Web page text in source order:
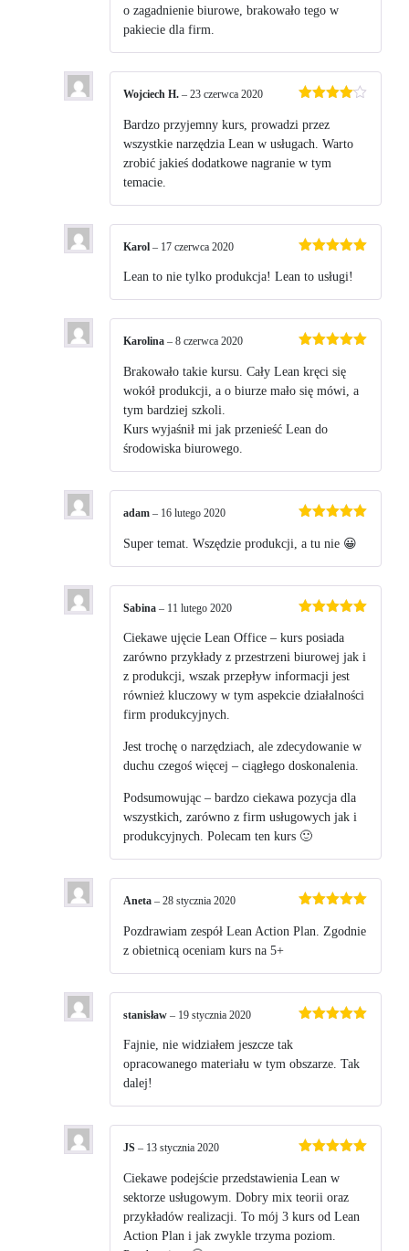
o zagadnienie biurowe, brakowało tego w
pakiecie dla firm.
4na 5
Wojciech H. – 23 czerwca 2020
Bardzo przyjemny kurs, prowadzi przez
wszystkie narzędzia Lean w usługach. Warto
zrobić jakieś dodatkowe nagranie w tym
temacie.
na 5
Karol – 17 czerwca 2020
Lean to nie tylko produkcja! Lean to usługi!
na 5
Karolina – 8 czerwca 2020
Brakowało takie kursu. Cały Lean kręci się
wokół produkcji, a o biurze mało się mówi, a
tym bardziej szkoli.
Kurs wyjaśnił mi jak przenieść Lean do
środowiska biurowego.
na 5
adam – 16 lutego 2020
Super temat. Wszędzie produkcji, a tu nie 😀
na 5
Sabina – 11 lutego 2020
Ciekawe ujęcie Lean Office – kurs posiada
zarówno przykłady z przestrzeni biurowej jak i
z produkcji, wszak przepływ informacji jest
również kluczowy w tym aspekcie działalności
firm produkcyjnych.
Jest trochę o narzędziach, ale zdecydowanie w
duchu czegoś więcej – ciągłego doskonalenia.
Podsumowując – bardzo ciekawa pozycja dla
wszystkich, zarówno z firm usługowych jak i
produkcyjnych. Polecam ten kurs 🙂
na 5
Aneta – 28 stycznia 2020
Pozdrawiam zespół Lean Action Plan. Zgodnie
z obietnicą oceniam kurs na 5+
stanisław – 19 stycznia 2020
Fajnie, nie widziałem jeszcze tak
opracowanego materiału w tym obszarze. Tak
dalej!
na 5
JS – 13 stycznia 2020
Ciekawe podejście przedstawienia Lean w
sektorze usługowym. Dobry mix teorii oraz
przykładów realizacji. To mój 3 kurs od Lean
Action Plan i jak zwykle trzyma poziom.